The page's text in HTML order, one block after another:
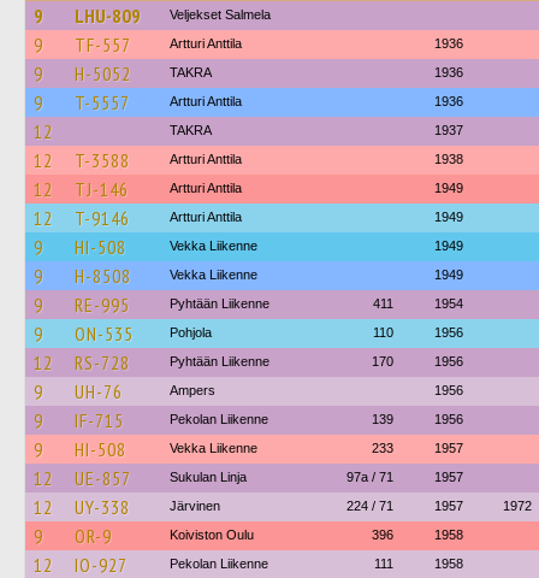
9 LHU-809 Veljekset Salmela
9 TF-557 Artturi Anttila 1936
9 H-5052 TAKRA 1936
9 T-5557 Artturi Anttila 1936
12 TAKRA 1937
12 T-3588 Artturi Anttila 1938
12 TJ-146 Artturi Anttila 1949
12 T-9146 Artturi Anttila 1949
9 HI-508 Vekka Liikenne 1949
9 H-8508 Vekka Liikenne 1949
9 RE-995 Pyhtään Liikenne 411 1954
9 ON-535 Pohjola 110 1956
12 RS-728 Pyhtään Liikenne 170 1956
9 UH-76 Ampers 1956
9 IF-715 Pekolan Liikenne 139 1956
9 HI-508 Vekka Liikenne 233 1957
12 UE-857 Sukulan Linja 97a / 71 1957
12 UY-338 Järvinen 224 / 71 1957 1972
9 OR-9 Koiviston Oulu 396 1958
12 IO-927 Pekolan Liikenne 111 1958